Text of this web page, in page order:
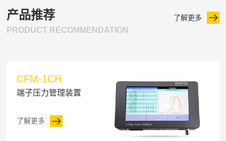
产品推荐
PRODUCT RECOMMENDATION
了解更多
CFM-1CH
端子压力管理装置
了解更多